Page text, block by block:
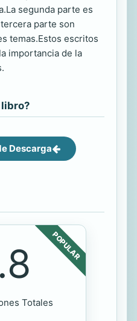
segunda parte es
parte son
temas.Estos escritos
importancia de la
Descarga
POPULAR
Totales